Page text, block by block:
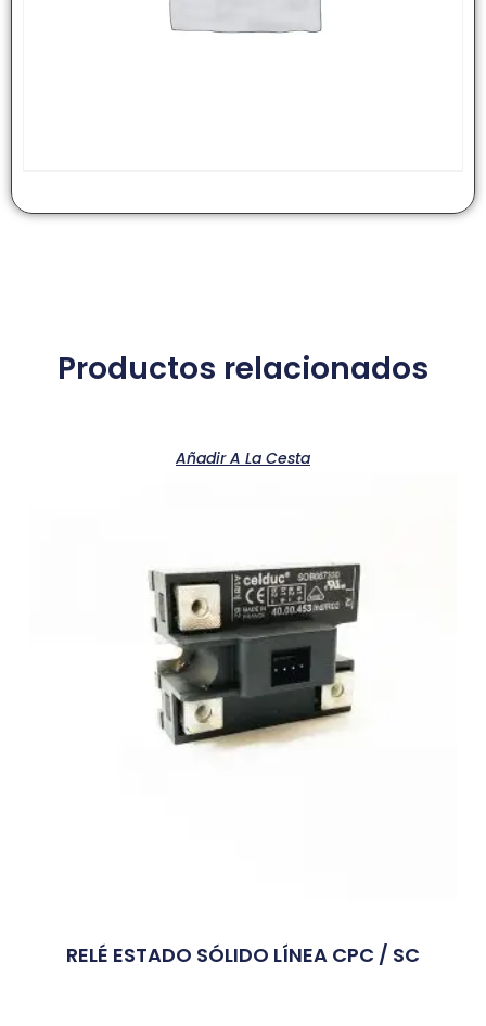
Productos relacionados
Añadir A La Cesta
RELÉ ESTADO SÓLIDO LÍNEA CPC / SC